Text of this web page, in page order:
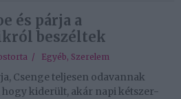
és párja a
beszéltek
/ Egyéb, Szerelem
Csenge teljesen odavannak
kiderült, akár napi kétszer-